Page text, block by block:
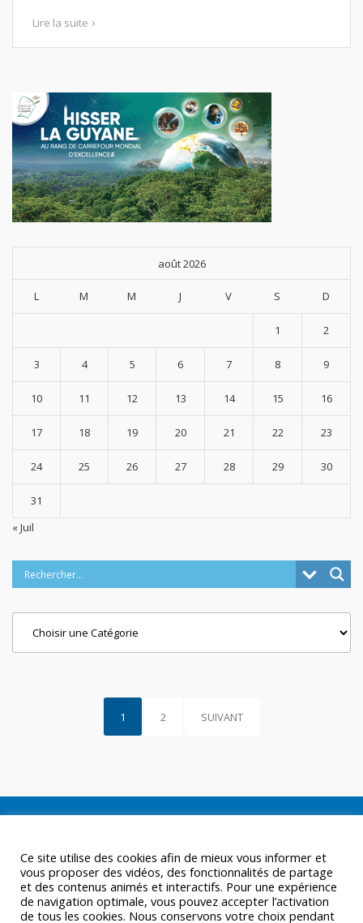
Lire la suite
août 2026
L M M J V S D
1 2
3 4 5 6 7 8 9
10 11 12 13 14 15 16
17 18 19 20 21 22 23
24 25 26 27 28 29 30
31
« Juil
1 2 SUIVANT
Ce site utilise des cookies afin de mieux vous informer et
vous proposer des vidéos, des fonctionnalités de partage
et des contenus animés et interactifs. Pour une expérience
de navigation optimale, vous pouvez accepter l’activation
de tous les cookies. Nous conservons votre choix pendant